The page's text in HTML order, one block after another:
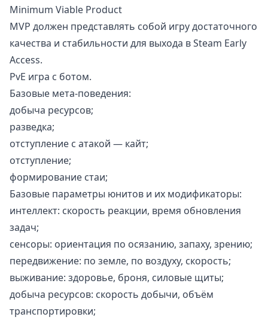
Minimum Viable Product
MVP должен представлять собой игру достаточного
качества и стабильности для выхода в Steam Early
Access.
PvE игра с ботом.
Базовые мета-поведения:
добыча ресурсов;
разведка;
отступление с атакой — кайт;
отступление;
формирование стаи;
Базовые параметры юнитов и их модификаторы:
интеллект: скорость реакции, время обновления
задач;
сенсоры: ориентация по осязанию, запаху, зрению;
передвижение: по земле, по воздуху, скорость;
выживание: здоровье, броня, силовые щиты;
добыча ресурсов: скорость добычи, объём
транспортировки;